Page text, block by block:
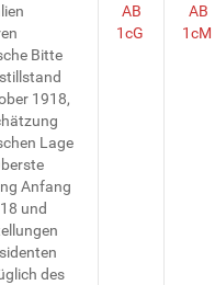
Bitte
1918,
Lage
Anfang
und
des
AB
1cG
AB
1cM